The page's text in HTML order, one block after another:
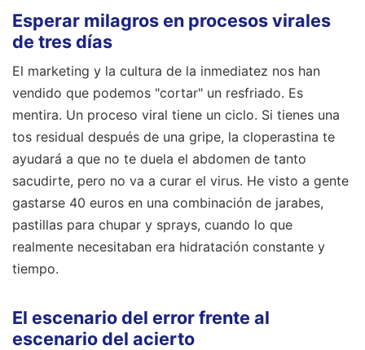
Esperar milagros en procesos virales
de tres días
El marketing y la cultura de la inmediatez nos han
vendido que podemos "cortar" un resfriado. Es
mentira. Un proceso viral tiene un ciclo. Si tienes una
tos residual después de una gripe, la cloperastina te
ayudará a que no te duela el abdomen de tanto
sacudirte, pero no va a curar el virus. He visto a gente
gastarse 40 euros en una combinación de jarabes,
pastillas para chupar y sprays, cuando lo que
realmente necesitaban era hidratación constante y
tiempo.
El escenario del error frente al
escenario del acierto